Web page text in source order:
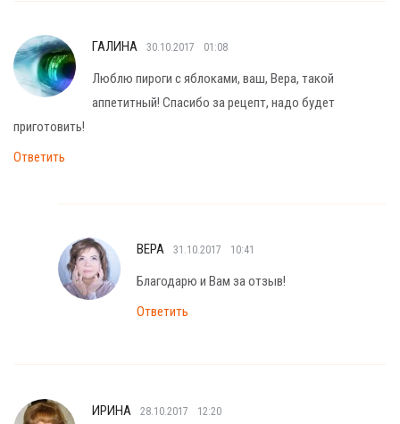
ГАЛИНА 30.10.2017 01:08
Люблю пироги с яблоками, ваш, Вера, такой
аппетитный! Спасибо за рецепт, надо будет
приготовить!
Ответить
ВЕРА 31.10.2017 10:41
Благодарю и Вам за отзыв!
Ответить
ИРИНА 28.10.2017 12:20